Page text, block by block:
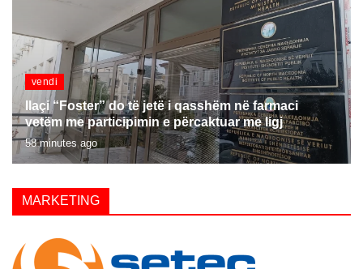
vendi
Ilaçi “Foster” do të jetë i qasshëm në farmaci
vetëm me participimin e përcaktuar me ligj
58 minutes ago
MARKETING